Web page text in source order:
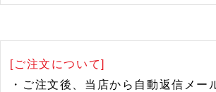
[ご注文について]
・ご注文後、当店から自動返信メー